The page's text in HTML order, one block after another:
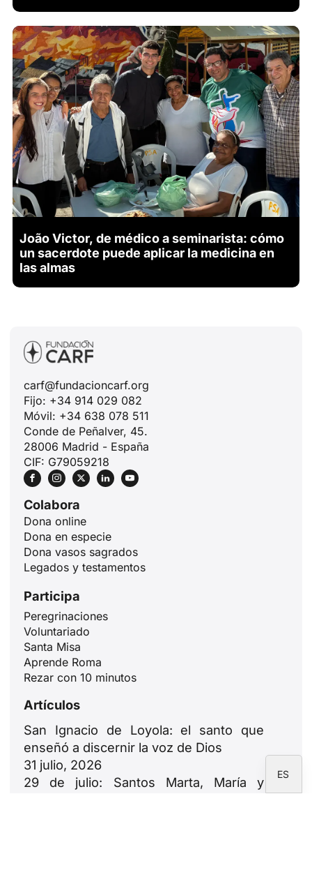
João Victor, de médico a seminarista: cómo
un sacerdote puede aplicar la medicina en
las almas
carf@fundacioncarf.org
Fijo: +34 914 029 082
Móvil: +34 638 078 511
Conde de Peñalver, 45.
28006 Madrid - España
CIF: G79059218
Colabora
Dona online
Dona en especie
Dona vasos sagrados
Legados y testamentos
Participa
Peregrinaciones
Voluntariado
Santa Misa
Aprende Roma
Rezar con 10 minutos
Artículos
San Ignacio de Loyola: el santo que
enseñó a discernir la voz de Dios
31 julio, 2026
29 de julio: Santos Marta, María y
ES